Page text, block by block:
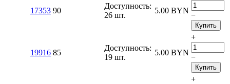
17353 90
Доступность:
26 шт.
5.00 BYN
−
Купить
19916 85
Доступность:
19 шт.
5.00 BYN
+
−
Купить
+